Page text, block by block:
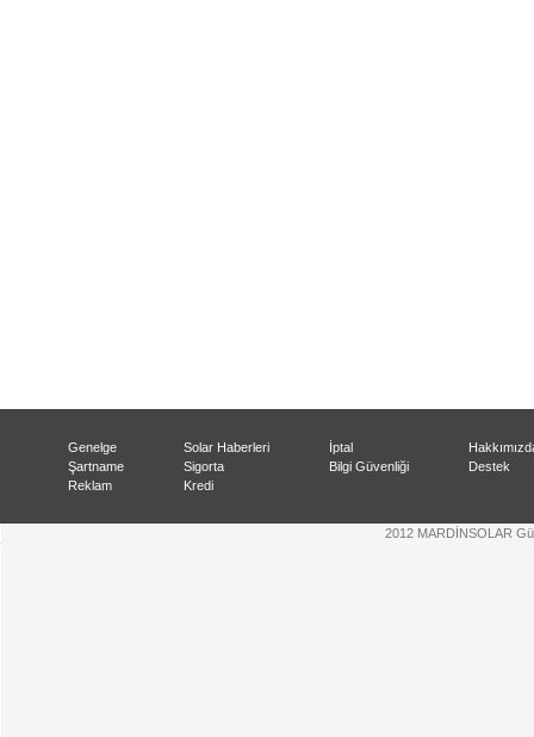
Genelge
Şartname
Reklam
Solar Haberleri
Sigorta
Kredi
İptal
Bilgi Güvenliği
Destek
2012 MARDİNSOLAR